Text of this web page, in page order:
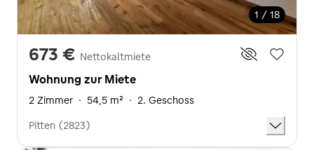
1 / 18
673 € Nettokaltmiete
Wohnung zur Miete
2 Zimmer · 54,5 m² · 2. Geschoss
Pitten (2823)